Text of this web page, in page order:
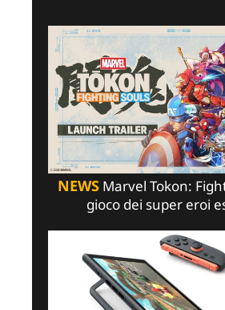
NEWS Marvel Tokon:
gioco dei super eroi